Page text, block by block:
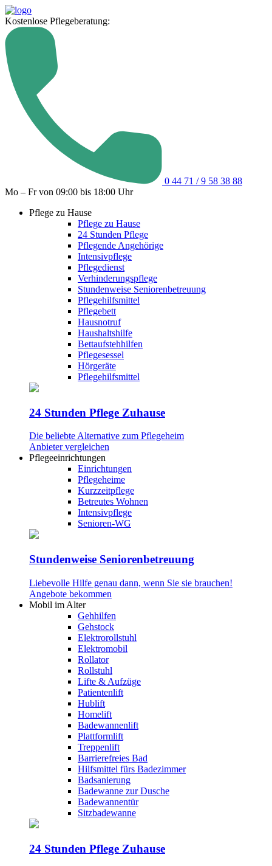
Kostenlose Pflegeberatung:
0 44 71 / 9 58 38 88
Mo – Fr von 09:00 bis 18:00 Uhr
Pflege zu Hause
Pflege zu Hause
24 Stunden Pflege
Pflegende Angehörige
Intensivpflege
Pflegedienst
Verhinderungspflege
Stundenweise Seniorenbetreuung
Pflegehilfsmittel
Pflegebett
Hausnotruf
Haushaltshilfe
Bettaufstehhilfen
Pflegesessel
Hörgeräte
Pflegehilfsmittel
24 Stunden Pflege Zuhause
Die beliebte Alternative zum Pflegeheim
Anbieter vergleichen
Pflegeeinrichtungen
Einrichtungen
Pflegeheime
Kurzzeitpflege
Betreutes Wohnen
Intensivpflege
Senioren-WG
Stundenweise Seniorenbetreuung
Liebevolle Hilfe genau dann, wenn Sie sie brauchen!
Angebote bekommen
Mobil im Alter
Gehhilfen
Gehstock
Elektrorollstuhl
Elektromobil
Rollator
Rollstuhl
Lifte & Aufzüge
Patientenlift
Hublift
Homelift
Badewannenlift
Plattformlift
Treppenlift
Barrierefreies Bad
Hilfsmittel fürs Badezimmer
Badsanierung
Badewanne zur Dusche
Badewannentür
Sitzbadewanne
24 Stunden Pflege Zuhause